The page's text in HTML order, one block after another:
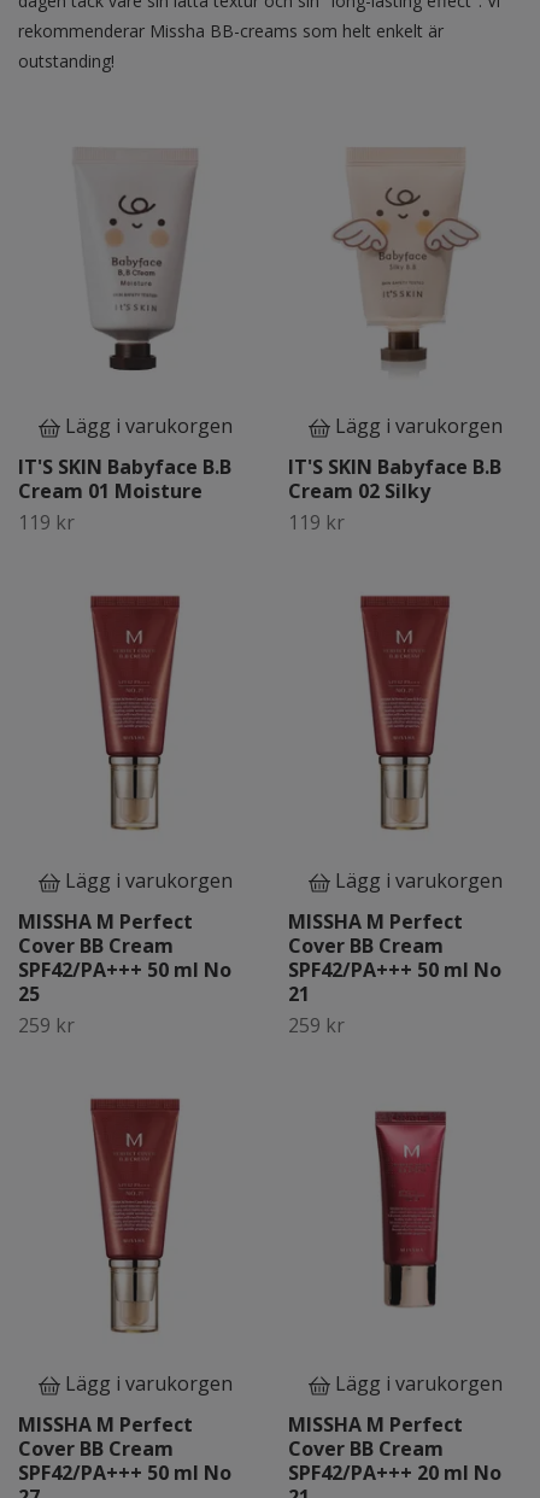
rekommenderar Missha BB-creams som helt enkelt är
outstanding!
Lägg i varukorgen
IT'S SKIN Babyface B.B
Cream 01 Moisture
119 kr
Lägg i varukorgen
IT'S SKIN Babyface B.B
Cream 02 Silky
119 kr
Lägg i varukorgen
MISSHA M Perfect
Cover BB Cream
SPF42/PA+++ 50 ml No
25
259 kr
Lägg i varukorgen
MISSHA M Perfect
Cover BB Cream
SPF42/PA+++ 50 ml No
21
259 kr
Lägg i varukorgen
MISSHA M Perfect
Cover BB Cream
SPF42/PA+++ 50 ml No
Lägg i varukorgen
MISSHA M Perfect
Cover BB Cream
SPF42/PA+++ 20 ml No